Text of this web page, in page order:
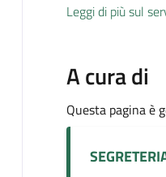
Leggi di più sul
A cura di
Questa pagina è